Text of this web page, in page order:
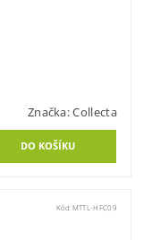
Značka:Collecta
Kód: MTTL-HFC09